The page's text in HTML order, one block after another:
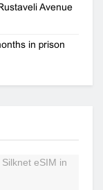
Avenue
in prison